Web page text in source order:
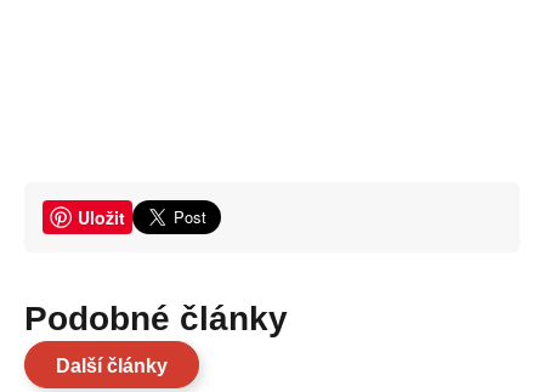
Uložit
Podobné články
Další články